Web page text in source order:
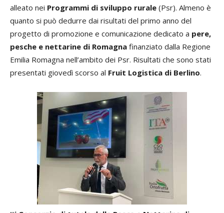
alleato nei Programmi di sviluppo rurale (Psr). Almeno è
quanto si può dedurre dai risultati del primo anno del
progetto di promozione e comunicazione dedicato a pere,
pesche e nettarine di Romagna finanziato dalla Regione
Emilia Romagna nell’ambito dei Psr. Risultati che sono stati
presentati giovedì scorso al Fruit Logistica di Berlino.